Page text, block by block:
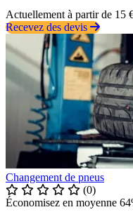
Actuellement à partir de 15
Recevez des devis
Changement de pneus
(0)
Économisez en moyenne